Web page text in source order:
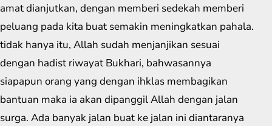
amat dianjutkan, dengan memberi sedekah memberi
peluang pada kita buat semakin meningkatkan pahala.
tidak hanya itu, Allah sudah menjanjikan sesuai
dengan hadist riwayat Bukhari, bahwasannya
siapapun orang yang dengan ihklas membagikan
bantuan maka ia akan dipanggil Allah dengan jalan
surga. Ada banyak jalan buat ke jalan ini diantaranya